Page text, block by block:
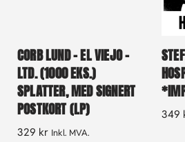
CORB LUND – EL VIEJO –
LTD. (1000 EKS.)
SPLATTER, MED SIGNERT
POSTKORT (LP)
329 kr Inkl. MVA.
349